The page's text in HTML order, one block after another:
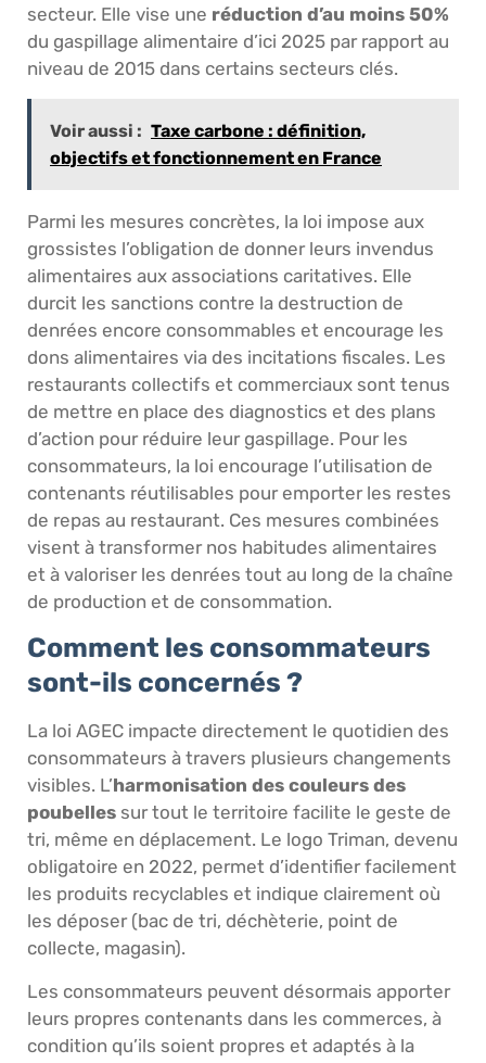
secteur. Elle vise une réduction d’au moins 50%
du gaspillage alimentaire d’ici 2025 par rapport au
niveau de 2015 dans certains secteurs clés.
Voir aussi : Taxe carbone : définition,
objectifs et fonctionnement en France
Parmi les mesures concrètes, la loi impose aux
grossistes l’obligation de donner leurs invendus
alimentaires aux associations caritatives. Elle
durcit les sanctions contre la destruction de
denrées encore consommables et encourage les
dons alimentaires via des incitations fiscales. Les
restaurants collectifs et commerciaux sont tenus
de mettre en place des diagnostics et des plans
d’action pour réduire leur gaspillage. Pour les
consommateurs, la loi encourage l’utilisation de
contenants réutilisables pour emporter les restes
de repas au restaurant. Ces mesures combinées
visent à transformer nos habitudes alimentaires
et à valoriser les denrées tout au long de la chaîne
de production et de consommation.
Comment les consommateurs
sont-ils concernés ?
La loi AGEC impacte directement le quotidien des
consommateurs à travers plusieurs changements
visibles. L’harmonisation des couleurs des
poubelles sur tout le territoire facilite le geste de
tri, même en déplacement. Le logo Triman, devenu
obligatoire en 2022, permet d’identifier facilement
les produits recyclables et indique clairement où
les déposer (bac de tri, déchèterie, point de
collecte, magasin).
Les consommateurs peuvent désormais apporter
leurs propres contenants dans les commerces, à
condition qu’ils soient propres et adaptés à la